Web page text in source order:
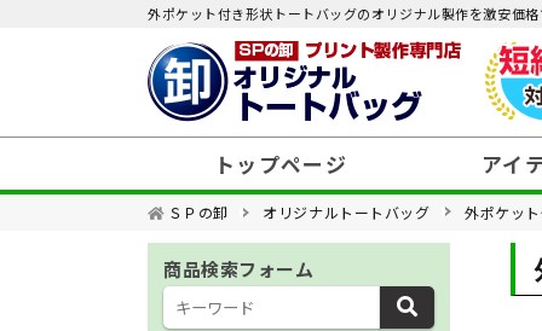
外ポケット付き形状トートバッグのオリジナル製作を激安価
トップページ アイ
価格帯から選ぶ
素材から選ぶ
ＳＰの卸 オリジナルトートバッグ 外ポケッ
商品検索フォーム